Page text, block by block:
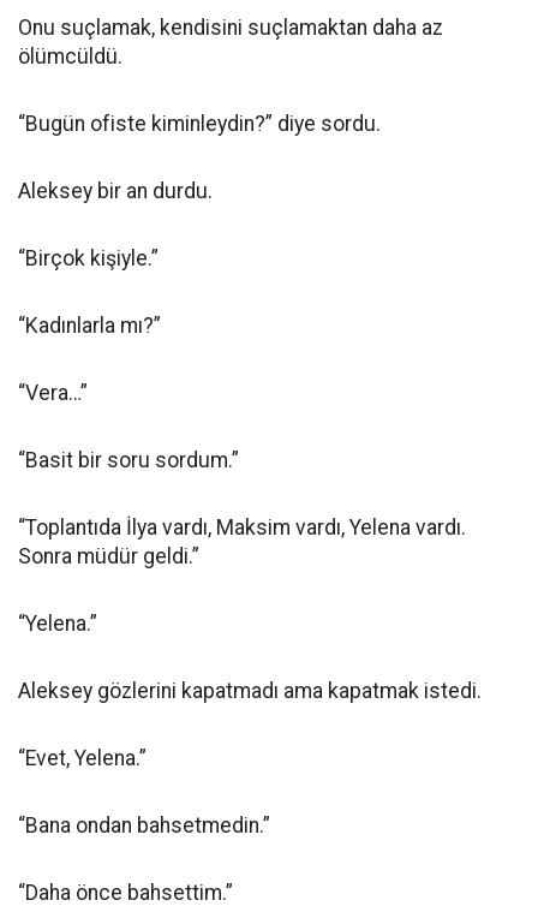
Onu suçlamak, kendisini suçlamaktan daha az
ölümcüldü.
“Bugün ofiste kiminleydin?” diye sordu.
Aleksey bir an durdu.
“Birçok kişiyle.”
“Kadınlarla mı?”
“Vera…”
“Basit bir soru sordum.”
“Toplantıda İlya vardı, Maksim vardı, Yelena vardı.
Sonra müdür geldi.”
“Yelena.”
Aleksey gözlerini kapatmadı ama kapatmak istedi.
“Evet, Yelena.”
“Bana ondan bahsetmedin.”
“Daha önce bahsettim.”